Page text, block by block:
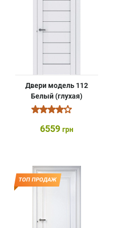
Двери модель 112
Белый (глухая)
6559 грн
ТОП ПРОДАЖ